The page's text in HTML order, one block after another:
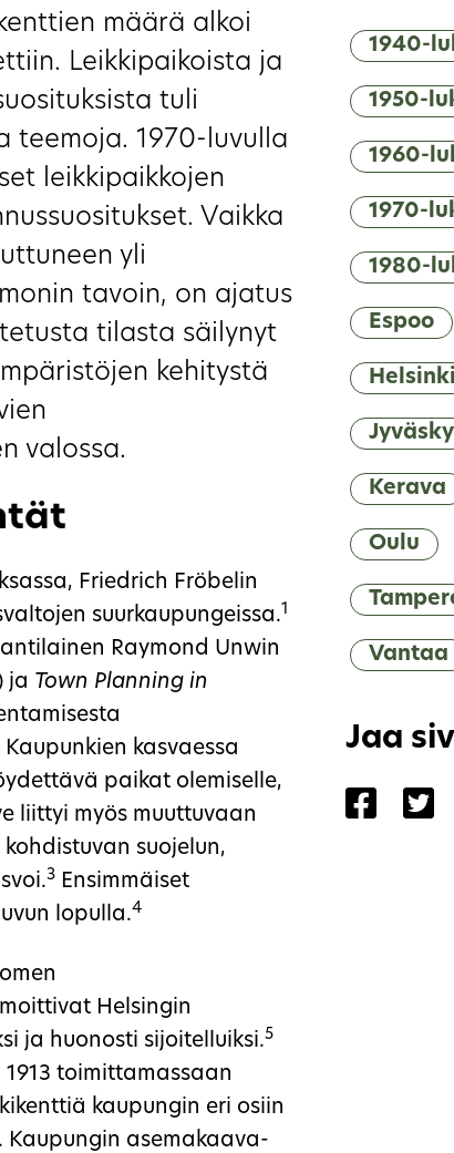
määrä alkoi
Leikkipaikoista ja
tuli
teemoja. 1970-luvulla
leikkipaikkojen
Vaikka
yli
tavoin, on ajatus
tilasta säilynyt
kehitystä
valossa.
Friedrich Fröbelin
suurkaupungeissa.1
Raymond Unwin
ja Town Planning in
Kaupunkien kasvaessa
paikat olemiselle,
liittyi myös muuttuvaan
suojelun,
3 Ensimmäiset
lopulla.4
Helsingin
ja huonosti sijoitelluiksi.5
toimittamassaan
kaupungin eri osiin
asemakaava-
1940-
1950-
1960-
1970-
1980-
Espoo
Helsinki
Kerava
Oulu
Vantaa
Jaa
Jaa